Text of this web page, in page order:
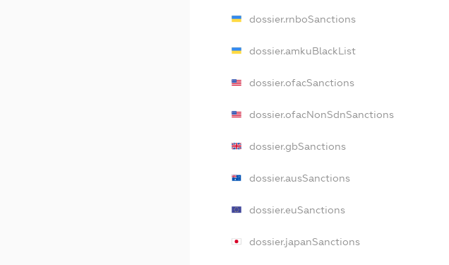
dossier.rnboSanctions
dossier.amkuBlackList
dossier.ofacSanctions
dossier.ofacNonSdnSanctions
dossier.gbSanctions
dossier.ausSanctions
dossier.euSanctions
dossier.japanSanctions